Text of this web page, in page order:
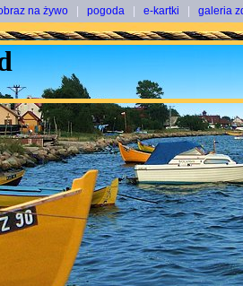
na żywo pogoda e-kartki galeria